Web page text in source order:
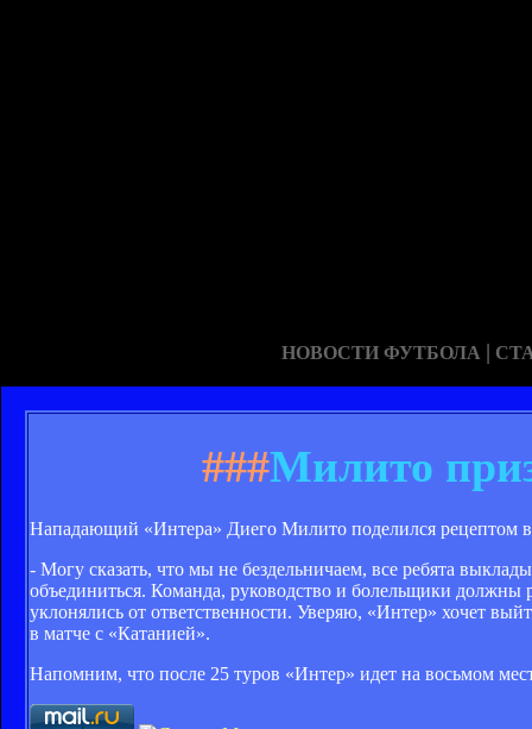
НОВОСТИ ФУТБОЛА |
###Милито
Нападающий «Интера» Диего Милито поделился рецептом
- Могу сказать, что мы не бездельничаем, все ребята
объединиться. Команда, руководство и болельщики должны
уклонялись от ответственности. Уверяю, «Интер» хочет
в матче с «Катанией».
Напомним, что после 25 туров «Интер» идет на восьмом